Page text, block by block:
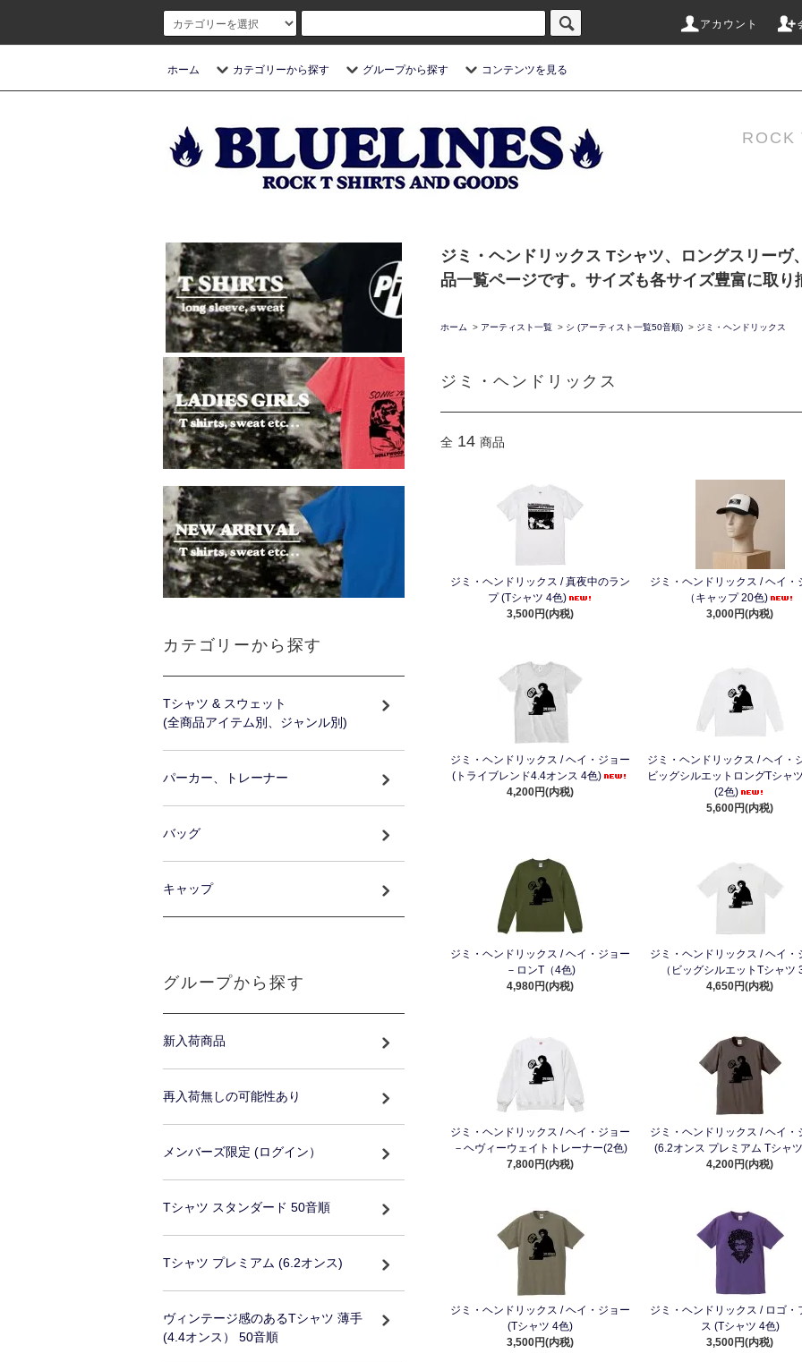
アカウント
ホーム カテゴリーから探す グループから探す コンテンツを見る
ROCK
ジミ・ヘンドリックス Tシャツ、ロングスリー
品一覧ページです。サイズも各サイズ豊富に取り
ホーム > アーティスト一覧 > シ (アーティスト一覧50音順) > ジミ・ヘンドリックス
ジミ・ヘンドリックス
全 14 商品
ジミ・ヘンドリックス / 真夜中のラン
プ (Tシャツ 4色)
3,500円(内税)
ジミ・ヘンドリックス / ヘイ・
（キャップ 20色)
3,000円(内税)
ジミ・ヘンドリックス / ヘイ・ジョー
(トライブレンド4.4オンス 4色)
4,200円(内税)
ジミ・ヘンドリックス / ヘイ・
ビッグシルエットロングTシャ
(2色)
5,600円(内税)
ジミ・ヘンドリックス / ヘイ・ジョー
－ロンT（4色)
4,980円(内税)
ジミ・ヘンドリックス / ヘイ・
（ビッグシルエットTシャツ
4,650円(内税)
ジミ・ヘンドリックス / ヘイ・ジョー
－ヘヴィーウェイトトレーナー(2色)
7,800円(内税)
ジミ・ヘンドリックス / ヘイ・
(6.2オンス プレミアム Tシャ
4,200円(内税)
ジミ・ヘンドリックス / ヘイ・ジョー
(Tシャツ 4色)
3,500円(内税)
ジミ・ヘンドリックス / ロゴ・
ス (Tシャツ 4色)
3,500円(内税)
カテゴリーから探す
Tシャツ & スウェット
(全商品アイテム別、ジャンル別)
パーカー、トレーナー
バッグ
キャップ
グループから探す
新入荷商品
再入荷無しの可能性あり
メンバーズ限定 (ログイン）
Tシャツ スタンダード 50音順
Tシャツ プレミアム (6.2オンス)
ヴィンテージ感のあるTシャツ 薄手
(4.4オンス） 50音順